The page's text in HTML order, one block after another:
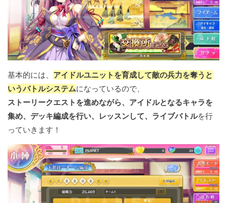
基本的には、 アイドルユニットを育成して敵の兵力を奪うと
いうバトルシステムになっているので、
ストーリークエストを進めながら、アイドルとなるキャラを
集め、デッキ編成を行い、レッスンして、ライブバトルを行
っていきます！